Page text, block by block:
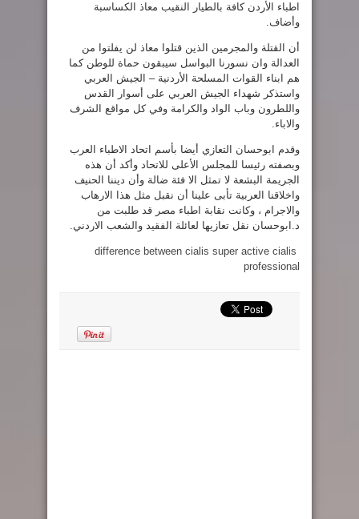
اطباء الأردن كافة بالطيار النقيب معاذ الكساسبة
وأضاف.
أن القتلة والمجرمين الذين قتلوا معاذ لن يفلتوا من
العدالة وان نسورنا البواسل سيبقون حماة للوطن كما
هم ابناء القوات المسلحة الأردنية – الجيش العربي
واستذكر شهداء الجيش العربي على أسوار القدس
واللطرون وباب الواد والكرامة وفي كل مواقع الشرف
والاباء.
وقدم ابوحسان التعازي أيضا بأسم اتحاد الاطباء العرب
وبصفته رئيسا للمجلس الأعلى للاتحاد وأكد أن هذه
الجريمة البشعة لا تمثل الا فئة ضالة وأن ديننا الحنيف
واخلاقنا العربية تأبى علينا أن نقبل مثل هذا الارهاب
والاجرام ، وكانت نقابة اطباء مصر قد طلبت من
د.ابوحسان نقل تعازيها لعائلة الفقيد والشعب الاردني.
difference between cialis super active cialis
professional